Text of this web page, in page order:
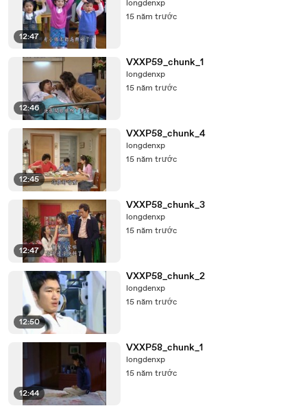
12:47
longdenxp
15 năm trước
12:46
VXXP59_chunk_1
longdenxp
15 năm trước
12:45
VXXP58_chunk_4
longdenxp
15 năm trước
12:47
VXXP58_chunk_3
longdenxp
15 năm trước
12:50
VXXP58_chunk_2
longdenxp
15 năm trước
12:44
VXXP58_chunk_1
longdenxp
15 năm trước